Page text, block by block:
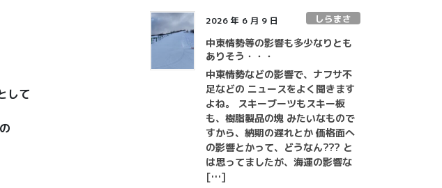
して
2026 年 6 月 9 日 しらまさ
中東情勢等の影響も多少なりとも
ありそう・・・
中東情勢などの影響で、ナフサ不
足などの ニュースをよく聞きます
よね。 スキーブーツもスキー板
も、樹脂製品の塊 みたいなもので
すから、納期の遅れとか 価格面へ
の影響とかって、どうなん??? と
は思ってましたが、海運の影響な
[…]